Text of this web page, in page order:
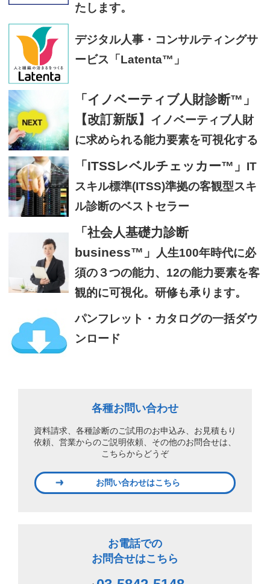
たします。
デジタル人事・コンサルティングサ
ービス「Latenta™」
「イノベーティブ人財診断™」
【改訂新版】
イノベーティブ人財
に求められる能力要素を可視化する
「ITSSレベルチェッカー™」 IT
スキル標準(ITSS)準拠の客観型スキ
ル診断のベストセラー
「社会人基礎力診断
business™」
人生100年時代に必
須の３つの能力、12の能力要素を客
観的に可視化。研修も承ります。
パンフレット・カタログの一括ダウ
ンロード
各種お問い合わせ
資料請求、各種診断のご試用のお申込み、 お見積もり
依頼、営業からのご説明依頼、 その他のお問合せは、
こちらからどうぞ
お問い合わせはこちら
お電話での
お問合せはこちら